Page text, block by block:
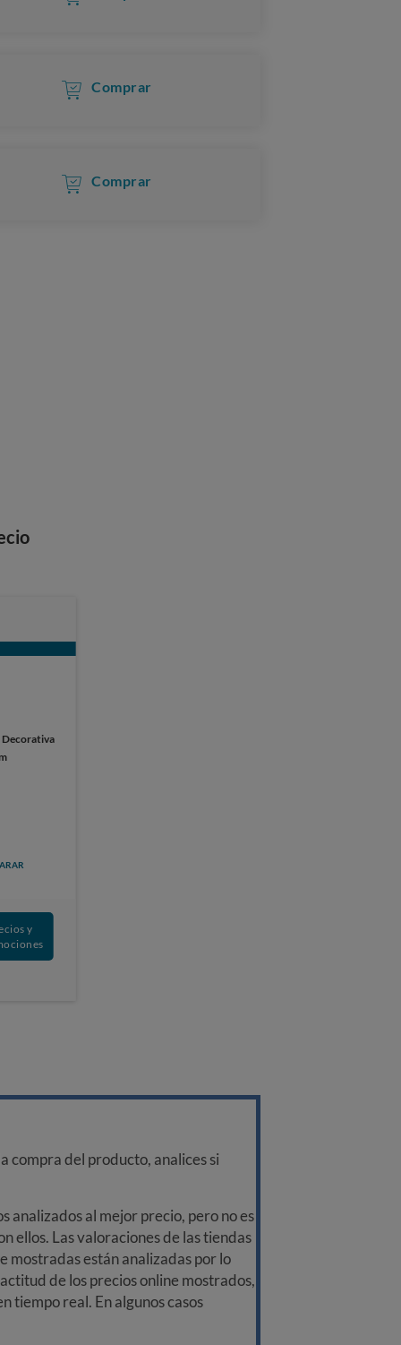
Comprar
Comprar
Decorativa
y
compra del producto, analices si
analizados al mejor precio, pero no es
ellos. Las valoraciones de las tiendas
mostradas están analizadas por lo
de los precios online mostrados,
tiempo real. En algunos casos